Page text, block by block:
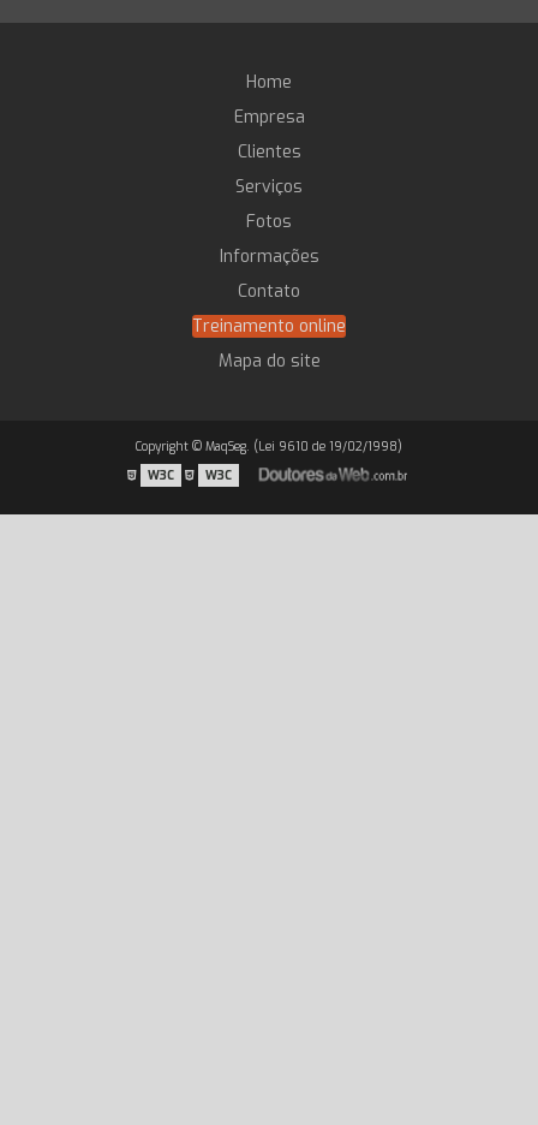
Home
Empresa
Clientes
Serviços
Fotos
Informações
Contato
Treinamento online
Mapa do site
Copyright © MaqSeg. (Lei 9610 de 19/02/1998)
W3C
W3C